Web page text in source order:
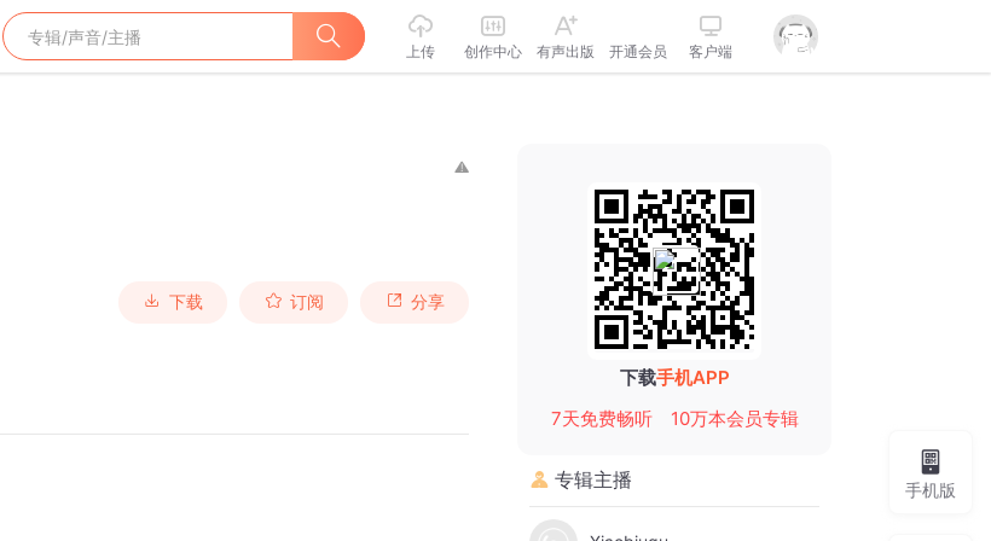
上传 创作中心 有声出版 开通会员 客户端
下载 订阅 分享
下载手机APP
7天免费畅听
10万本会员专辑
专辑主播 手机版